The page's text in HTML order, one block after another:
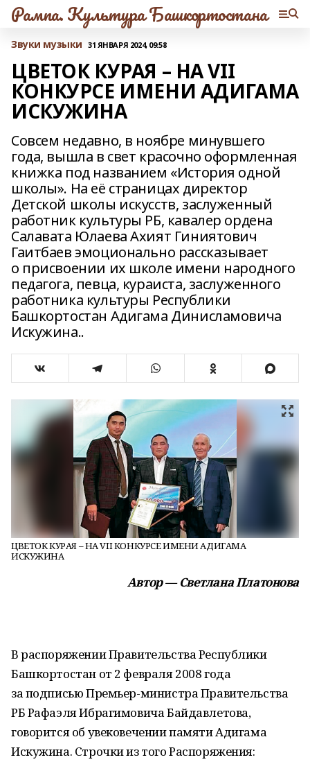
Рампа. Культура Башкортостана
Звуки музыки 31 ЯНВАРЯ 2024, 09:58
ЦВЕТОК КУРАЯ – НА VII
КОНКУРСЕ ИМЕНИ АДИГАМА
ИСКУЖИНА
Совсем недавно, в ноябре минувшего
года, вышла в свет красочно оформленная
книжка под названием «История одной
школы». На её страницах директор
Детской школы искусств, заслуженный
работник культуры РБ, кавалер ордена
Салавата Юлаева Ахият Гиниятович
Гаитбаев эмоционально рассказывает
о присвоении их школе имени народного
педагога, певца, кураиста, заслуженного
работника культуры Республики
Башкортостан Адигама Динисламовича
Искужина..
ЦВЕТОК КУРАЯ – НА VII КОНКУРСЕ ИМЕНИ АДИГАМА
ИСКУЖИНА
Автор — Светлана Платонова
В распоряжении Правительства Республики
Башкортостан от 2 февраля 2008 года
за подписью Премьер-министра Правительства
РБ Рафаэля Ибрагимовича Байдавлетова,
говорится об увековечении памяти Адигама
Искужина. Строчки из того Распоряжения: